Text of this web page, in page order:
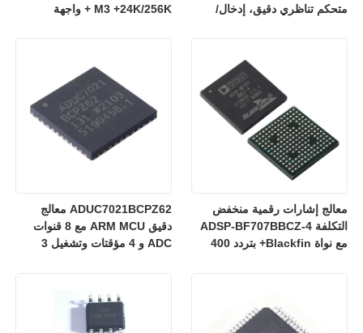
M3 +24K/256K + واجهة
متحكم تناظري دقيق، إدخال/
ADUC7021BCPZ62 معالج
دقيق ARM MCU مع 8 قنوات
ADC و 4 مؤقتات وتشغيل 3
معالج إشارات رقمية منخفض
التكلفة ADSP-BF707BBCZ-4
مع نواة Blackfin+ بتردد 400